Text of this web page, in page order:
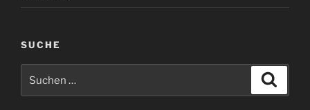
SUCHE
nach: